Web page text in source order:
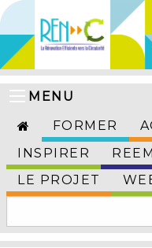
MENU
FORMER
INSPIRER
LE PROJET